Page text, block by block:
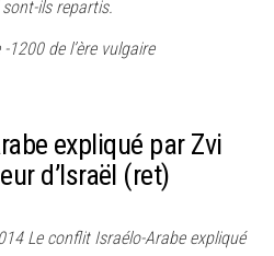
ils repartis.
de l’ère vulgaire
expliqué par Zvi
d’Israël (ret)
Le conflit Israélo-Arabe expliqué